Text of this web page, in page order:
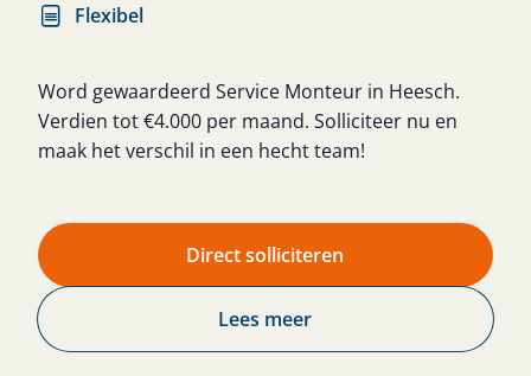
Flexibel
Word gewaardeerd Service Monteur in Heesch.
Verdien tot €4.000 per maand. Solliciteer nu en
maak het verschil in een hecht team!
Direct solliciteren
Lees meer